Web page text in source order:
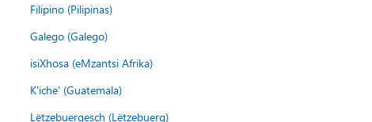
Filipino (Pilipinas)
Galego (Galego)
isiXhosa (eMzantsi Afrika)
K'iche' (Guatemala)
Lëtzebuergesch (Lëtzebuerg)